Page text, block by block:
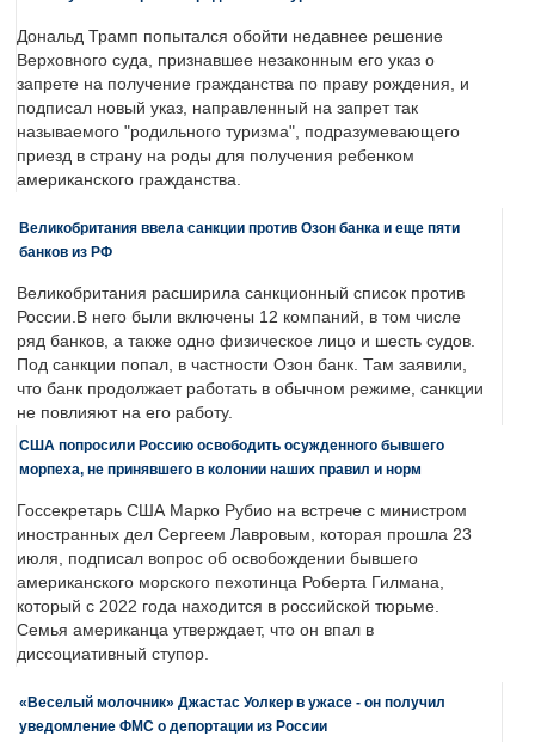
Дональд Трамп попытался обойти недавнее решение
Верховного суда, признавшее незаконным его указ о
запрете на получение гражданства по праву рождения, и
подписал новый указ, направленный на запрет так
называемого "родильного туризма", подразумевающего
приезд в страну на роды для получения ребенком
американского гражданства.
Великобритания ввела санкции против Озон банка и еще пяти
банков из РФ
Великобритания расширила санкционный список против
России.В него были включены 12 компаний, в том числе
ряд банков, а также одно физическое лицо и шесть судов.
Под санкции попал, в частности Озон банк. Там заявили,
что банк продолжает работать в обычном режиме, санкции
не повлияют на его работу.
США попросили Россию освободить осужденного бывшего
морпеха, не принявшего в колонии наших правил и норм
Госсекретарь США Марко Рубио на встрече с министром
иностранных дел Сергеем Лавровым, которая прошла 23
июля, подписал вопрос об освобождении бывшего
американского морского пехотинца Роберта Гилмана,
который с 2022 года находится в российской тюрьме.
Семья американца утверждает, что он впал в
диссоциативный ступор.
«Веселый молочник» Джастас Уолкер в ужасе - он получил
уведомление ФМС о депортации из России